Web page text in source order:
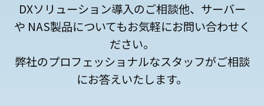
DXソリューション導入のご相談他、サーバー
や NAS製品についてもお気軽にお問い合わせく
ださい。
弊社のプロフェッショナルなスタッフがご相談
にお答えいたします。